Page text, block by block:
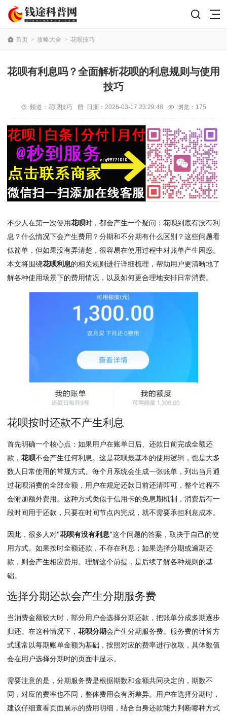
首页 > 攻略大全 > 花呗技巧
花呗有利息吗？全面解析花呗的利息规则与使用
技巧
频道： 花呗技巧 日期： 2026-03-17 23:29:48 浏览：175
不少人在第一次使用花呗时，都会产生一个疑问：花呗到底有没有利
息？什么情况下会产生费用？分期和不分期有什么区别？这些问题看
似简单，但如果没有弄清楚，很容易在使用过程中对账单产生困惑。
本文将围绕花呗利息的相关规则进行详细梳理，帮助用户更清晰地了
解各种使用场景下的费用情况，以及如何更合理地安排日常消费。
花呗按时还款不产生利息
首先明确一个核心点：如果用户在账单日后、还款日前完成全额还
款， 花呗不会产生任何利息。这是花呗最基本的使用逻辑，也是大多
数人日常使用的常规方式。每个月系统会生成一张账单，列出当月通
过花呗消费的全部金额，用户在规定还款日前还清即可，整个过程不
会附加额外费用。这种方式类似于信用卡的免息期机制，消费后有一
段时间用于还款，只要在时间节点内完成，就不需要承担利息成本。
因此，很多人对"花呗有没有利息"这个问题的答案，取决于自己的使
用方式。如果按时全额还款，不存在利息；如果选择分期或逾期还
款，则会产生相应费用。理解这个前提，是后续了解各种规则的基
础。
选择分期还款会产生分期服务费
当消费金额较大时，部分用户会选择分期还款，把账单分成多期逐步
归还。在这种情况下， 花呗分期会产生分期服务费。服务费的计算方
式通常以每期账单金额为基础，按照对应的费率进行收取，具体数值
会在用户选择分期时的页面中显示。
需要注意的是，分期服务费是根据期数和金额共同决定的，期数不
同，对应的费率也不同，整体费用会有所差异。用户在选择分期时，
建议仔细查看页面展示的费用明细，结合自身还款能力判断哪种方式